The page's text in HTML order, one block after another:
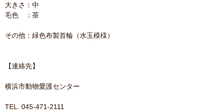
大きさ：中
毛色 ：茶
その他：緑色布製首輪（水玉模様）
【連絡先】
横浜市動物愛護センター
TEL. 045-471-2111